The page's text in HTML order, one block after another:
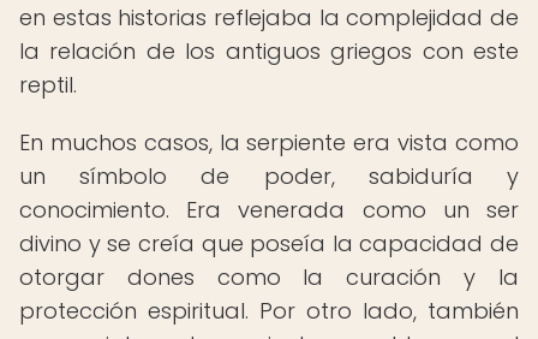
en estas historias reflejaba la complejidad de
la relación de los antiguos griegos con este
reptil.
En muchos casos, la serpiente era vista como
un símbolo de poder, sabiduría y
conocimiento. Era venerada como un ser
divino y se creía que poseía la capacidad de
otorgar dones como la curación y la
protección espiritual. Por otro lado, también